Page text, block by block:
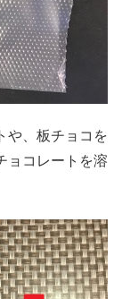
や、板チョコを
ョコレートを溶